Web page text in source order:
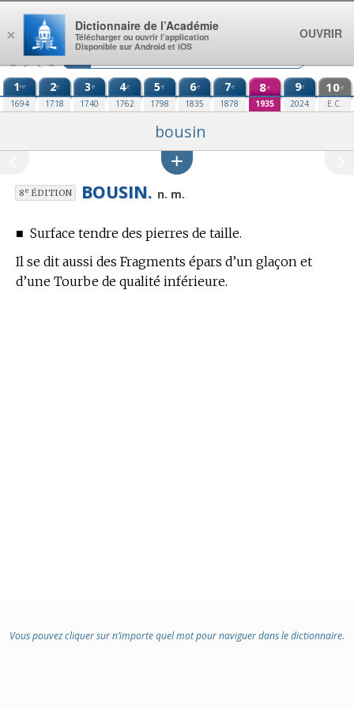
Aller au contenu
1re
1694
2e
1718
3e
1740
4e
1762
5e
1798
6e
1835
7e
1878
8e
1935
9e
2024
10e
E.C.
bousin
8eÉDITION BOUSIN. n. m.
■ Surface tendre des pierres de taille.
Il se dit aussi des Fragments épars d’un glaçon et
d’une Tourbe de qualité inférieure.
Vous pouvez cliquer sur n’importe quel mot pour naviguer dans le dictionnaire.
×
Dictionnaire de l’Académie
Télécharger ou ouvrir l’application
Disponible sur Android et iOS
OUVRIR